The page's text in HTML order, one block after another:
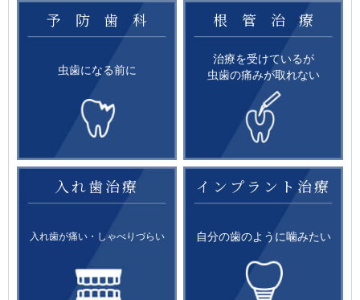
予防歯科
虫歯になる前に
根管治療
治療を受けているが
虫歯の痛みが取れない
入れ歯治療
入れ歯が痛い・しゃべりづらい
インプラント治療
自分の歯のように噛みたい